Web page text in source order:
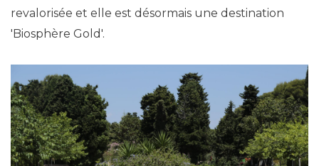
revalorisée et elle est désormais une destination
'Biosphère Gold'.